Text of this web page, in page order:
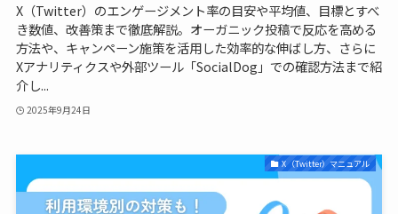
X（Twitter）のエンゲージメント率の目安や平均値、目標とすべ
き数値、改善策まで徹底解説。オーガニック投稿で反応を高める
方法や、キャンペーン施策を活用した効率的な伸ばし方、さらに
Xアナリティクスや外部ツール「SocialDog」での確認方法まで紹
介し...
2025年9月24日
X（Twitter）マニュアル